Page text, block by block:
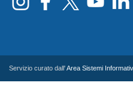
Servizio curato dall'Area Sistemi